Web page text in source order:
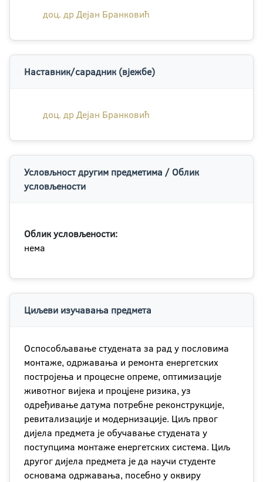
доц. др Дејан Бранковић
Наставник/сарадник (вјежбе)
доц. др Дејан Бранковић
Условљност другим предметима / Облик
условљености
Облик условљености:
нема
Циљеви изучавања предмета
Оспособљавање студената за рад у пословима
монтаже, одржавања и ремонта енергетских
постројења и процесне опреме, оптимизације
животног вијека и процјене ризика, уз
одређивање датума потребне реконструкције,
ревитализације и модернизације. Циљ првог
дијела предмета је обучавање студената у
поступцима монтаже енергетских система. Циљ
другог дијела предмета је да научи студенте
основама одржавања, посебно у оквиру